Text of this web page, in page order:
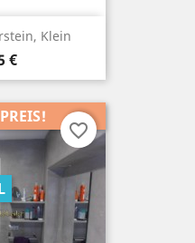
Klein
€
favorite_border